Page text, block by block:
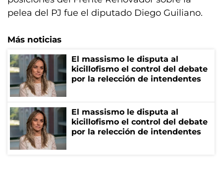
pelea del PJ fue el diputado Diego Guiliano.
Más noticias
El massismo le disputa al
kicillofismo el control del debate
por la relección de intendentes
El massismo le disputa al
kicillofismo el control del debate
por la relección de intendentes